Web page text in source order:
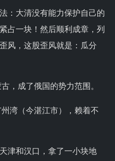
：大清没有能力保护自己的
占一块！然后顺利成章，列
风，这股歪风就是：瓜分
，成了俄国的势力范围。
湾（今湛江市），赖着不
津和汉口，拿了一小块地